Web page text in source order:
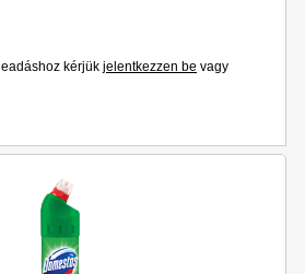
kérjük jelentkezzen be vagy